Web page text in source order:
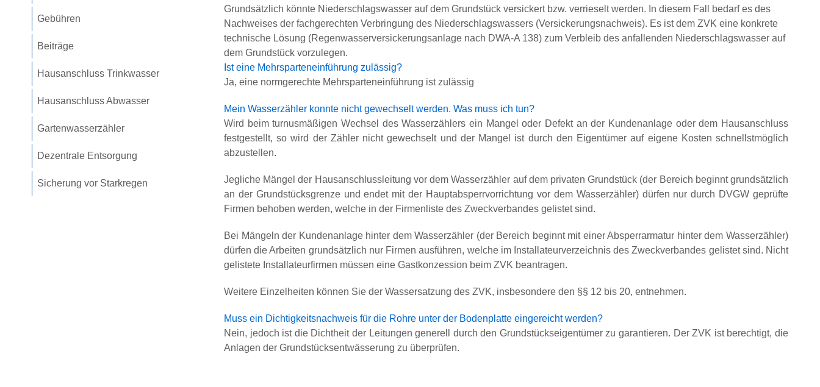
Grundsätzlich könnte Niederschlagswasser auf dem Grundstück versickert bzw. verrieselt werden. In diesem Fall bedarf es des
Nachweises der fachgerechten Verbringung des Niederschlagswassers (Versickerungsnachweis). Es ist dem ZVK eine konkrete
technische Lösung (Regenwasserversickerungsanlage nach DWA-A 138) zum Verbleib des anfallenden Niederschlagswasser auf
dem Grundstück vorzulegen.
Ist eine Mehrsparteneinführung zulässig?
Ja, eine normgerechte Mehrsparteneinführung ist zulässig
Mein Wasserzähler konnte nicht gewechselt werden. Was muss ich tun?
Wird beim turnusmäßigen Wechsel des Wasserzählers ein Mangel oder Defekt an der Kundenanlage oder dem Hausanschluss
festgestellt, so wird der Zähler nicht gewechselt und der Mangel ist durch den Eigentümer auf eigene Kosten schnellstmöglich
abzustellen.
Jegliche Mängel der Hausanschlussleitung vor dem Wasserzähler auf dem privaten Grundstück (der Bereich beginnt grundsätzlich
an der Grundstücksgrenze und endet mit der Hauptabsperrvorrichtung vor dem Wasserzähler) dürfen nur durch DVGW geprüfte
Firmen behoben werden, welche in der Firmenliste des Zweckverbandes gelistet sind.
Bei Mängeln der Kundenanlage hinter dem Wasserzähler (der Bereich beginnt mit einer Absperrarmatur hinter dem Wasserzähler)
dürfen die Arbeiten grundsätzlich nur Firmen ausführen, welche im Installateurverzeichnis des Zweckverbandes gelistet sind. Nicht
gelistete Installateurfirmen müssen eine Gastkonzession beim ZVK beantragen.
Weitere Einzelheiten können Sie der Wassersatzung des ZVK, insbesondere den §§ 12 bis 20, entnehmen.
Muss ein Dichtigkeitsnachweis für die Rohre unter der Bodenplatte eingereicht werden?
Nein, jedoch ist die Dichtheit der Leitungen generell durch den Grundstückseigentümer zu garantieren. Der ZVK ist berechtigt, die
Anlagen der Grundstücksentwässerung zu überprüfen.
Gebühren
Beiträge
Hausanschluss Trinkwasser
Hausanschluss Abwasser
Gartenwasserzähler
Dezentrale Entsorgung
Sicherung vor Starkregen